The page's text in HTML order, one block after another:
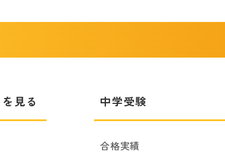
見る 中学受験
合格実績